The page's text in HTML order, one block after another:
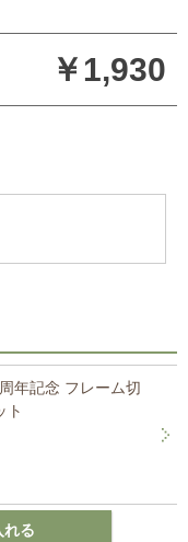
￥1,930
年記念 フレーム切
ト